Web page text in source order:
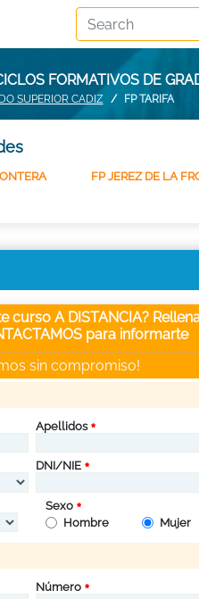
FORMATIVOS DE
SUPERIOR CADIZ FP TARIFA
FP JEREZ DE LA
curso A DISTANCIA?
para informarte
sin compromiso!
Apellidos
DNI/NIE
Sexo
Hombre
Mujer
Número